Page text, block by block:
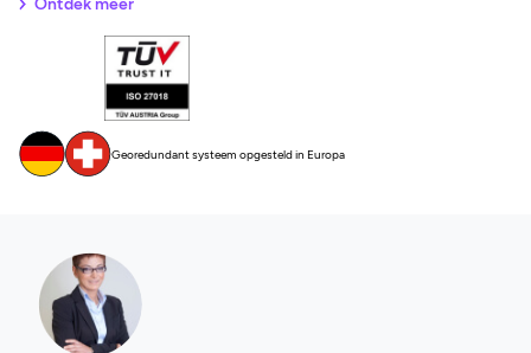
Ontdek meer
Georedundant systeem opgesteld in Europa